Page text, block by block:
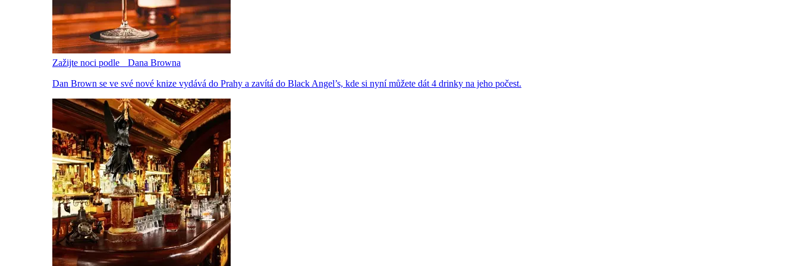
Zažijte noci podle Dana Browna
Dan Brown se ve své nové knize vydává do Prahy a zavítá do Black Angel’s, kde si nyní můžete dát 4 drinky na jeho počest.